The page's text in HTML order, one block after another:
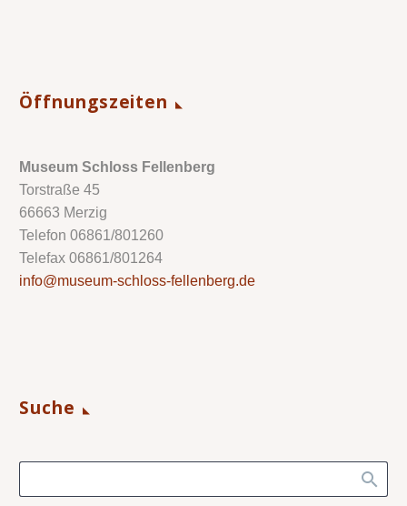
Öffnungszeiten
Museum Schloss Fellenberg
Torstraße 45
66663 Merzig
Telefon 06861/801260
Telefax 06861/801264
info@museum-schloss-fellenberg.de
Suche